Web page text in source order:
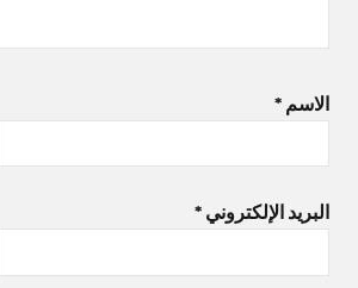
الاسم *
البريد الإلكتروني *